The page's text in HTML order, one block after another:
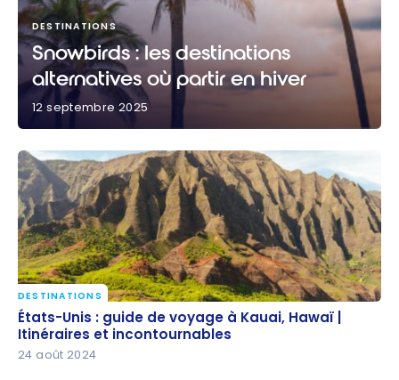
en hiver
DESTINATIONS
Snowbirds : les destinations
alternatives où partir en hiver
12 septembre 2025
États-Unis : guide de voyage à Kauai, Hawaï |
Itinéraires et incontournables
DESTINATIONS
États-Unis : guide de voyage à Kauai, Hawaï |
Itinéraires et incontournables
24 août 2024